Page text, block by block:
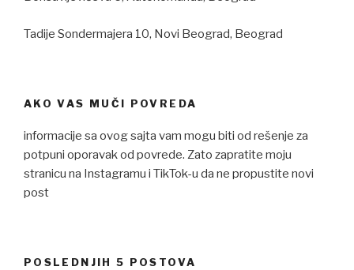
Tadije Sondermajera 10, Novi Beograd, Beograd
AKO VAS MUČI POVREDA
informacije sa ovog sajta vam mogu biti od rešenje za
potpuni oporavak od povrede. Zato zapratite moju
stranicu na Instagramu i TikTok-u da ne propustite novi
post
POSLEDNJIH 5 POSTOVA